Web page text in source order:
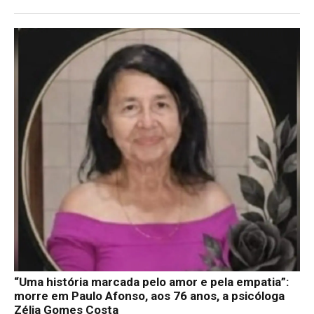
“Uma história marcada pelo amor e pela empatia”:
morre em Paulo Afonso, aos 76 anos, a psicóloga
Zélia Gomes Costa